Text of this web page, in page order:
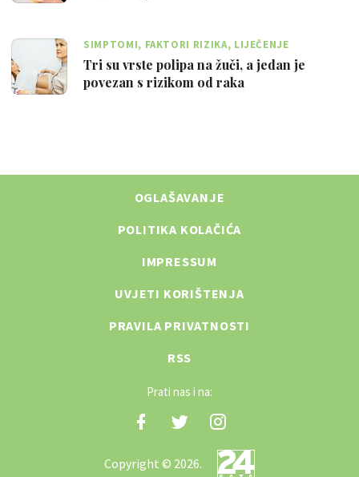
SIMPTOMI, FAKTORI RIZIKA, LIJEČENJE
Tri su vrste polipa na žuči, a jedan je
povezan s rizikom od raka
OGLAŠAVANJE
POLITIKA KOLAČIĆA
IMPRESSUM
UVJETI KORIŠTENJA
PRAVILA PRIVATNOSTI
RSS
Prati nas i na:
Copyright © 2026.